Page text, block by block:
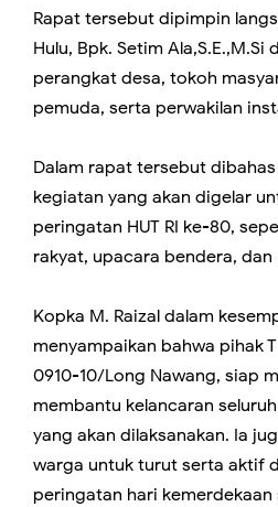
Rapat tersebut dipimpin
Hulu, Bpk. Setim Ala,S.E.,M.Si
perangkat desa, tokoh
pemuda, serta perwakilan
Dalam rapat tersebut
kegiatan yang akan digelar
peringatan HUT RI ke-80,
rakyat, upacara bendera, dan
Kopka M. Raizal dalam
menyampaikan bahwa pihak
0910-10/Long Nawang, siap
membantu kelancaran
yang akan dilaksanakan. Ia
warga untuk turut serta aktif
peringatan hari